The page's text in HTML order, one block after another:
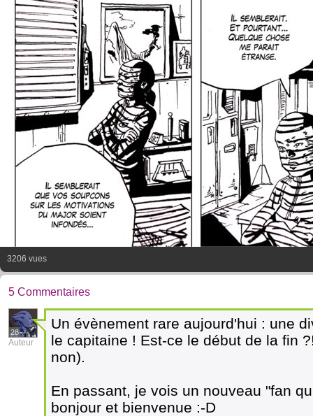
3206 vues
5 Commentaires
28
Auteur
Un évènement rare aujourd'hui : une
le capitaine ! Est-ce le début de la fin
non).
En passant, je vois un nouveau "fan
bonjour et bienvenue :-D